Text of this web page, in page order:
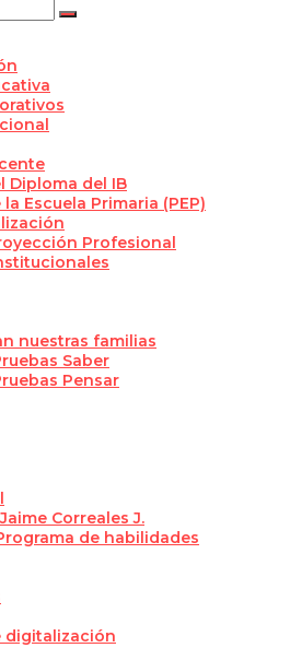
Diploma del IB
Escuela Primaria (PEP)
Profesional
nuestras familias
Saber
Pensar
Correales J.
de habilidades
digitalización